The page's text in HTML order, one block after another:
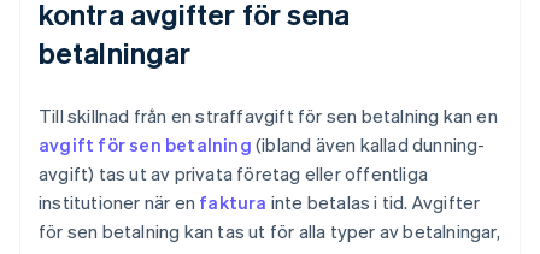
kontra avgifter för sena
betalningar
Till skillnad från en straffavgift för sen betalning kan en
avgift för sen betalning (ibland även kallad dunning-
avgift) tas ut av privata företag eller offentliga
institutioner när en faktura inte betalas i tid. Avgifter
för sen betalning kan tas ut för alla typer av betalningar,